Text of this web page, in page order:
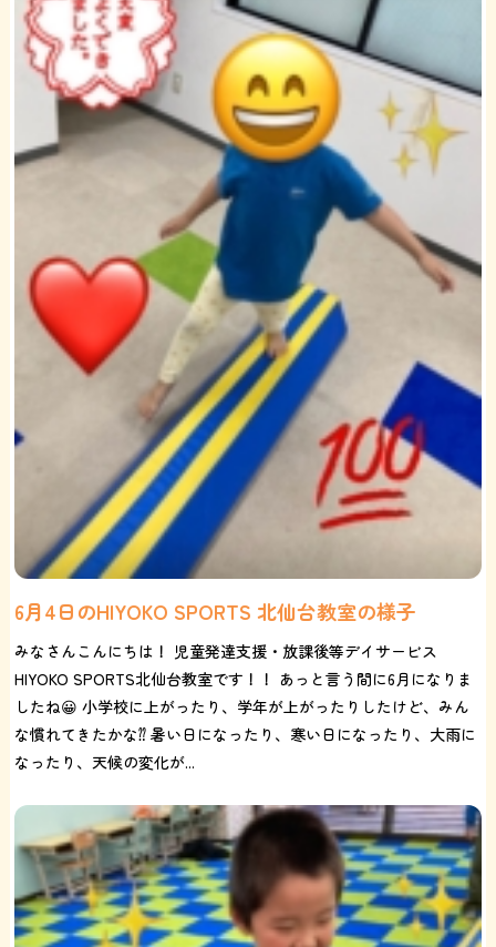
6月4日のHIYOKO SPORTS 北仙台教室の様子
みなさんこんにちは！ 児童発達支援・放課後等デイサービス
HIYOKO SPORTS北仙台教室です！！ あっと言う間に6月になりま
したね😀 小学校に上がったり、学年が上がったりしたけど、みん
な慣れてきたかな⁇ 暑い日になったり、寒い日になったり、大雨に
なったり、天候の変化が...